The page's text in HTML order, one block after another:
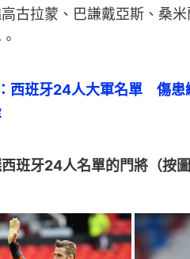
古拉蒙、巴謙戴亞斯、桑
西班牙24人大軍名單　傷
班牙24人名單的門將（按